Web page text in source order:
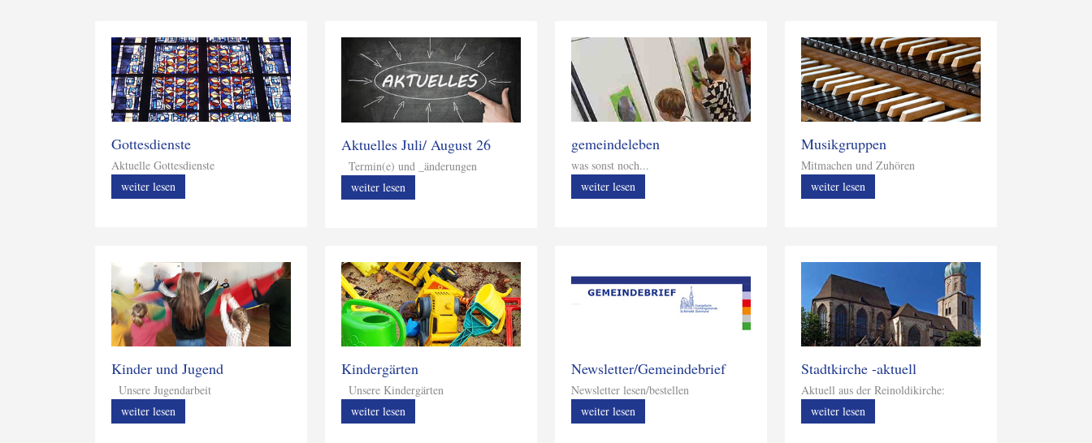
Gottesdienste
Aktuelle Gottesdienste
weiter lesen
Aktuelles Juli/ August 26
Termin(e) und _änderungen
weiter lesen
gemeindeleben
was sonst noch...
weiter lesen
Musikgruppen
Mitmachen und Zuhören
weiter lesen
Kinder und Jugend
Unsere Jugendarbeit
weiter lesen
Kindergärten
Unsere Kindergärten
weiter lesen
Newsletter/Gemeindebrief
Newsletter lesen/bestellen
weiter lesen
Stadtkirche -aktuell
Aktuell aus der Reinoldikirche:
weiter lesen